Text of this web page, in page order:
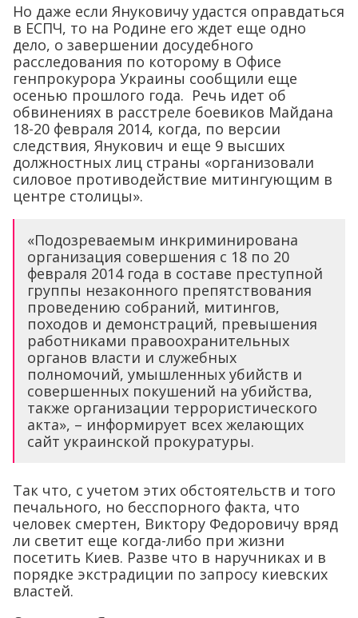
Но даже если Януковичу удастся оправдаться
в ЕСПЧ, то на Родине его ждет еще одно
дело, о завершении досудебного
расследования по которому в Офисе
генпрокурора Украины сообщили еще
осенью прошлого года. Речь идет об
обвинениях в расстреле боевиков Майдана
18-20 февраля 2014, когда, по версии
следствия, Янукович и еще 9 высших
должностных лиц страны «организовали
силовое противодействие митингующим в
центре столицы».
«Подозреваемым инкриминирована
организация совершения с 18 по 20
февраля 2014 года в составе преступной
группы незаконного препятствования
проведению собраний, митингов,
походов и демонстраций, превышения
работниками правоохранительных
органов власти и служебных
полномочий, умышленных убийств и
совершенных покушений на убийства,
также организации террористического
акта», – информирует всех желающих
сайт украинской прокуратуры.
Так что, с учетом этих обстоятельств и того
печального, но бесспорного факта, что
человек смертен, Виктору Федоровичу вряд
ли светит еще когда-либо при жизни
посетить Киев. Разве что в наручниках и в
порядке экстрадиции по запросу киевских
властей.